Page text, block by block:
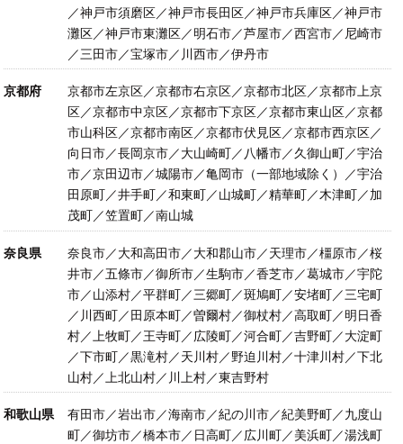
／神戸市須磨区／神戸市長田区／神戸市兵庫区／神戸市
灘区／神戸市東灘区／明石市／芦屋市／西宮市／尼崎市
／三田市／宝塚市／川西市／伊丹市
京都府
京都市左京区／京都市右京区／京都市北区／京都市上京
区／京都市中京区／京都市下京区／京都市東山区／京都
市山科区／京都市南区／京都市伏見区／京都市西京区／
向日市／長岡京市／大山崎町／八幡市／久御山町／宇治
市／京田辺市／城陽市／亀岡市（一部地域除く）／宇治
田原町／井手町／和東町／山城町／精華町／木津町／加
茂町／笠置町／南山城
奈良県
奈良市／大和高田市／大和郡山市／天理市／橿原市／桜
井市／五條市／御所市／生駒市／香芝市／葛城市／宇陀
市／山添村／平群町／三郷町／斑鳩町／安堵町／三宅町
／川西町／田原本町／曽爾村／御杖村／高取町／明日香
村／上牧町／王寺町／広陵町／河合町／吉野町／大淀町
／下市町／黒滝村／天川村／野迫川村／十津川村／下北
山村／上北山村／川上村／東吉野村
和歌山県
有田市／岩出市／海南市／紀の川市／紀美野町／九度山
町／御坊市／橋本市／日高町／広川町／美浜町／湯浅町